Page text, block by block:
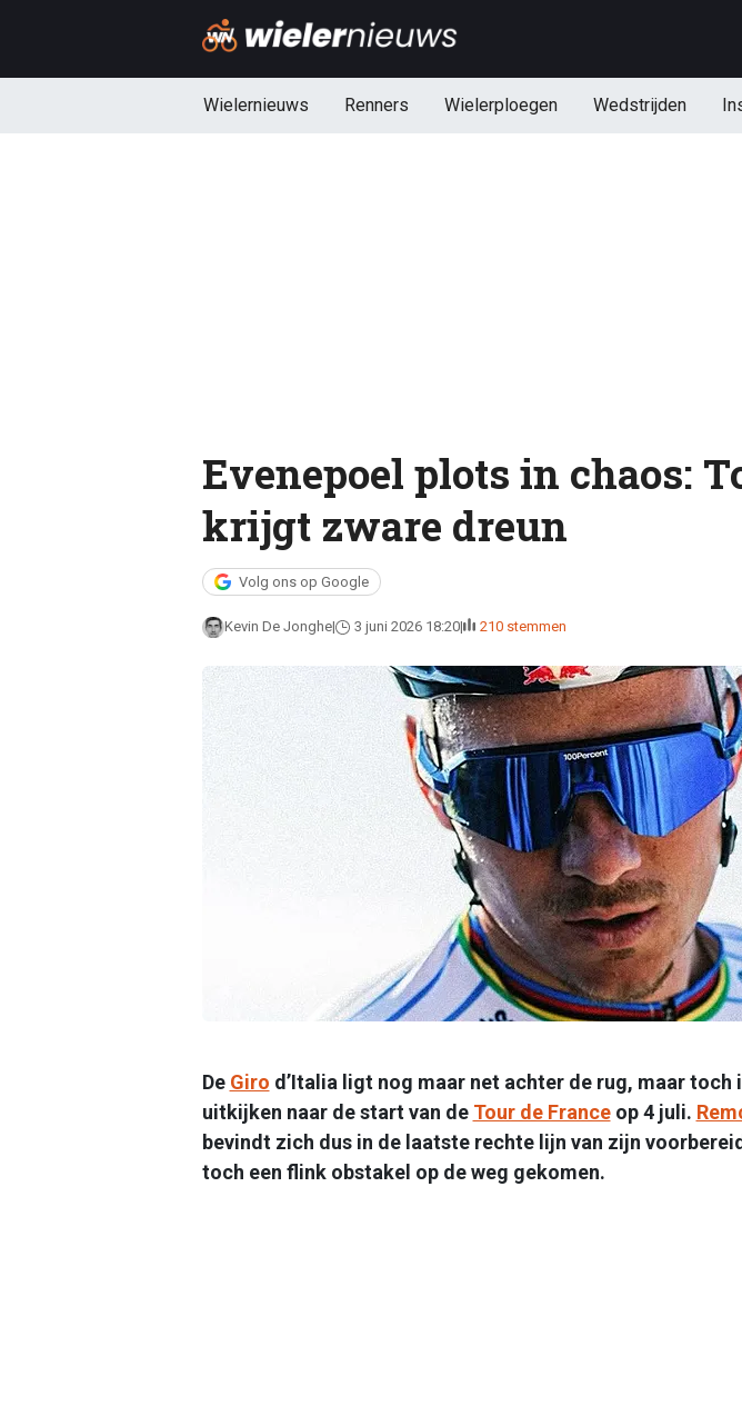
Wielernieuws Renners Wielerploegen Wedstrijden
Evenepoel plots in chaos:
krijgt zware dreun
Volg ons op Google
Kevin De Jonghe 3 juni 2026 18:20 210 stemmen
De Giro d’Italia ligt nog maar net achter de rug, maar toch
uitkijken naar de start van de Tour de Franceop 4 juli.
bevindt zich dus in de laatste rechte lijn van zijn
toch een flink obstakel op de weg gekomen.